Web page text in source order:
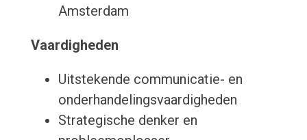
Amsterdam
Vaardigheden
Uitstekende communicatie- en
onderhandelingsvaardigheden
Strategische denker en